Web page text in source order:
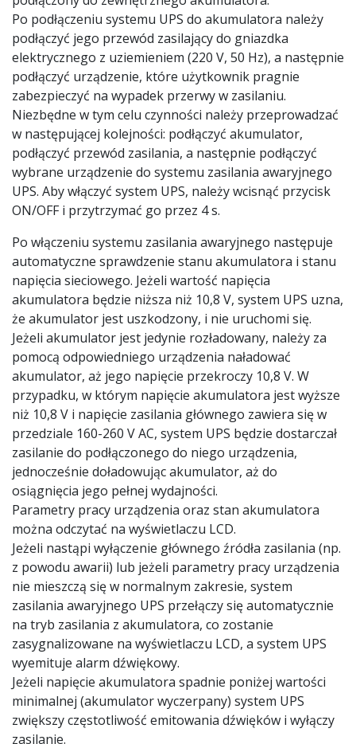
Po podłączeniu systemu UPS do akumulatora należy
podłączyć jego przewód zasilający do gniazdka
elektrycznego z uziemieniem (220 V, 50 Hz), a następnie
podłączyć urządzenie, które użytkownik pragnie
zabezpieczyć na wypadek przerwy w zasilaniu.
Niezbędne w tym celu czynności należy przeprowadzać
w następującej kolejności: podłączyć akumulator,
podłączyć przewód zasilania, a następnie podłączyć
wybrane urządzenie do systemu zasilania awaryjnego
UPS. Aby włączyć system UPS, należy wcisnąć przycisk
ON/OFF i przytrzymać go przez 4 s.
Po włączeniu systemu zasilania awaryjnego następuje
automatyczne sprawdzenie stanu akumulatora i stanu
napięcia sieciowego. Jeżeli wartość napięcia
akumulatora będzie niższa niż 10,8 V, system UPS uzna,
że akumulator jest uszkodzony, i nie uruchomi się.
Jeżeli akumulator jest jedynie rozładowany, należy za
pomocą odpowiedniego urządzenia naładować
akumulator, aż jego napięcie przekroczy 10,8 V. W
przypadku, w którym napięcie akumulatora jest wyższe
niż 10,8 V i napięcie zasilania głównego zawiera się w
przedziale 160-260 V AC, system UPS będzie dostarczał
zasilanie do podłączonego do niego urządzenia,
jednocześnie doładowując akumulator, aż do
osiągnięcia jego pełnej wydajności.
Parametry pracy urządzenia oraz stan akumulatora
można odczytać na wyświetlaczu LCD.
Jeżeli nastąpi wyłączenie głównego źródła zasilania (np.
z powodu awarii) lub jeżeli parametry pracy urządzenia
nie mieszczą się w normalnym zakresie, system
zasilania awaryjnego UPS przełączy się automatycznie
na tryb zasilania z akumulatora, co zostanie
zasygnalizowane na wyświetlaczu LCD, a system UPS
wyemituje alarm dźwiękowy.
Jeżeli napięcie akumulatora spadnie poniżej wartości
minimalnej (akumulator wyczerpany) system UPS
zwiększy częstotliwość emitowania dźwięków i wyłączy
zasilanie.